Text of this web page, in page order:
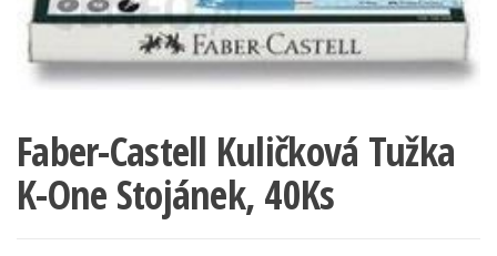
Faber-Castell Kuličková Tužka
K-One Stojánek, 40Ks